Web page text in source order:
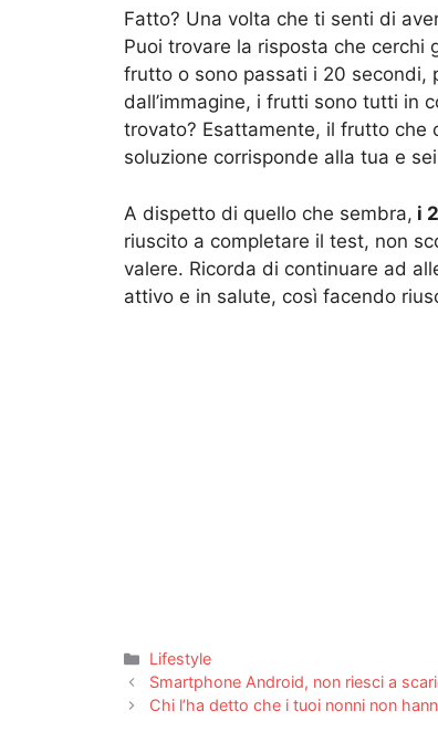
Fatto? Una volta che ti senti di
Puoi trovare la risposta che cerchi
frutto o sono passati i 20 secondi,
dall’immagine, i frutti sono tutti in
trovato? Esattamente, il frutto che
soluzione corrisponde alla tua e
A dispetto di quello che sembra, i
riuscito a completare il test, non
valere. Ricorda di continuare ad
attivo e in salute, così facendo
Categorie
Lifestyle
Smartphone Android, non riesci a
Chi l’ha detto che i tuoi nonni non